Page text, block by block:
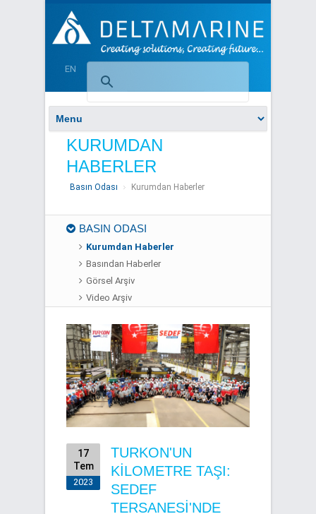
EN
KURUMDAN
HABERLER
Basın Odası Kurumdan Haberler
BASIN ODASI
Kurumdan Haberler
Basından Haberler
Görsel Arşiv
Video Arşiv
17
Tem
2023
TURKON'UN
KİLOMETRE TAŞI:
SEDEF
TERSANESİ'NDE